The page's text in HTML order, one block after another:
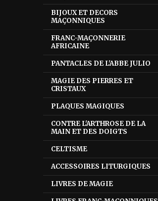
BIJOUX ET DECORS
MAÇONNIQUES
FRANC-MAÇONNERIE
AFRICAINE
PANTACLES DE L'ABBE JULIO
MAGIE DES PIERRES ET
CRISTAUX
PLAQUES MAGIQUES
CONTRE L'ARTHROSE DE LA
MAIN ET DES DOIGTS
CELTISME
ACCESSOIRES LITURGIQUES
LIVRES DE MAGIE